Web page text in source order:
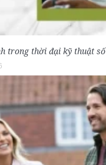
trong thời đại kỹ thuật số